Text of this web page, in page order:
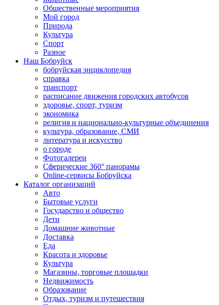
Общественные мероприятия
Мой город
Природа
Культура
Спорт
Разное
Наш Бобруйск
бобруйская энциклопедия
справка
транспорт
расписание движения городских автобусов
здоровье, спорт, туризм
экономика
религия и национально-культурные объединения
культура, образование, СМИ
литература и искусство
о городе
Фотогалереи
Сферические 360° панорамы
Online-сервисы Бобруйска
Каталог организаций
Авто
Бытовые услуги
Государство и общество
Дети
Домашние животные
Доставка
Еда
Красота и здоровье
Культура
Магазины, торговые площадки
Недвижимость
Образование
Отдых, туризм и путешествия